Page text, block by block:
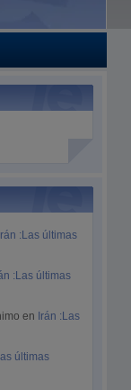
Irán :Las últimas
:Las últimas
en Irán :Las
últimas